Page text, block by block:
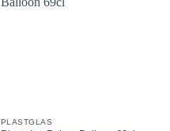
PLASTGLAS